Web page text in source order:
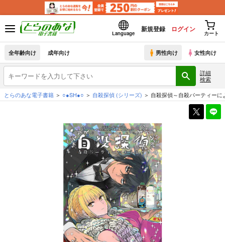
Language
新規登録 ログイン
カート
全年齢向け 成年向け 男性向け 女性向け
詳細
検索
とらのあな電子書籍
○●SH●○ 自殺探偵 (シリーズ) 自殺探偵～自殺パーティーに